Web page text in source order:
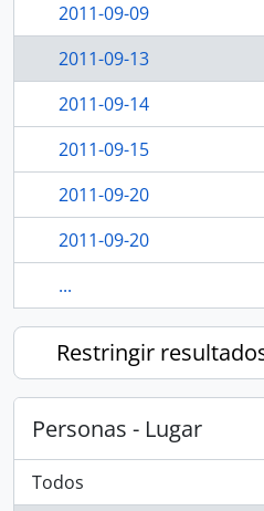
2011-09-09
2011-09-13
2011-09-14
2011-09-15
2011-09-20
2011-09-20
...
Restringir
Personas - Lugar
Todos